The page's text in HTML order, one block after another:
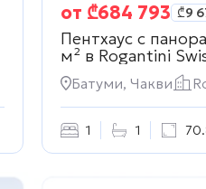
от ₾684 793 ₾9
Пентхаус с
м² в Rogantini
Батуми, Чакви
1 1